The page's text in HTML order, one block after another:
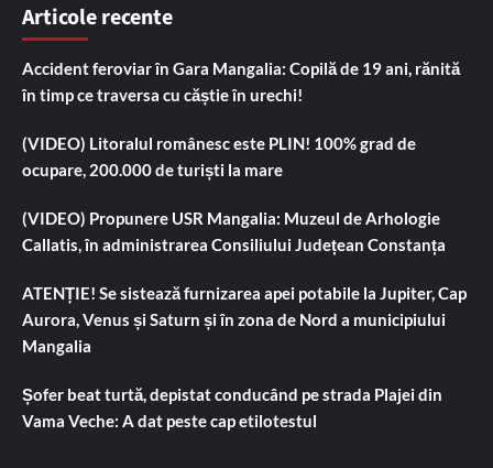
Articole recente
Accident feroviar în Gara Mangalia: Copilă de 19 ani, rănită
în timp ce traversa cu căștie în urechi!
(VIDEO) Litoralul românesc este PLIN! 100% grad de
ocupare, 200.000 de turiști la mare
(VIDEO) Propunere USR Mangalia: Muzeul de Arhologie
Callatis, în administrarea Consiliului Județean Constanța
ATENȚIE! Se sistează furnizarea apei potabile la Jupiter, Cap
Aurora, Venus și Saturn și în zona de Nord a municipiului
Mangalia
Șofer beat turtă, depistat conducând pe strada Plajei din
Vama Veche: A dat peste cap etilotestul